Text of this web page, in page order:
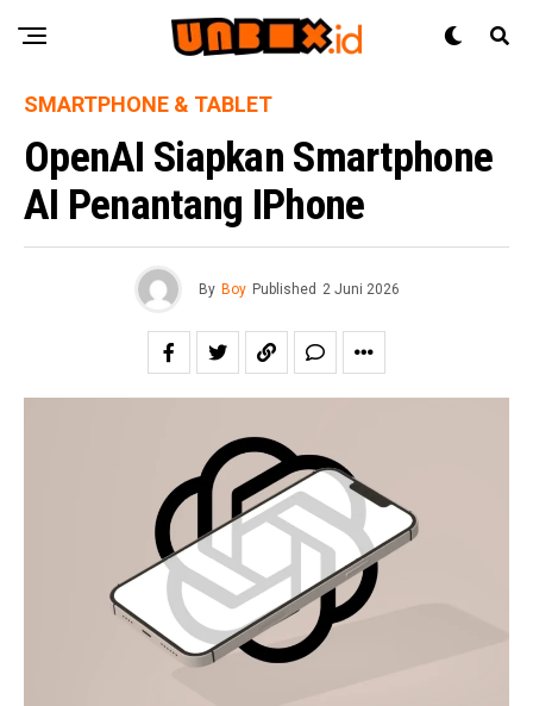
SMARTPHONE & TABLET
OpenAI Siapkan Smartphone
AI Penantang IPhone
By Boy Published 2 Juni 2026